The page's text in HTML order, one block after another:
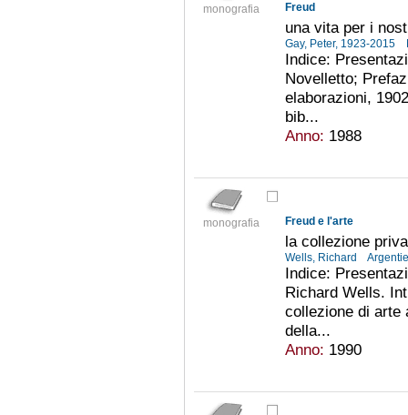
monografia Freud
una vita per i
Gay, Peter, 1923-2015
Indice:
Novelletto;
elaborazioni,
bib...
Anno: 1988
monografia Freud e l'arte
la collezione
Wells, Richard
Indice:
Richard Wells.
collezione di arte
della...
Anno: 1990